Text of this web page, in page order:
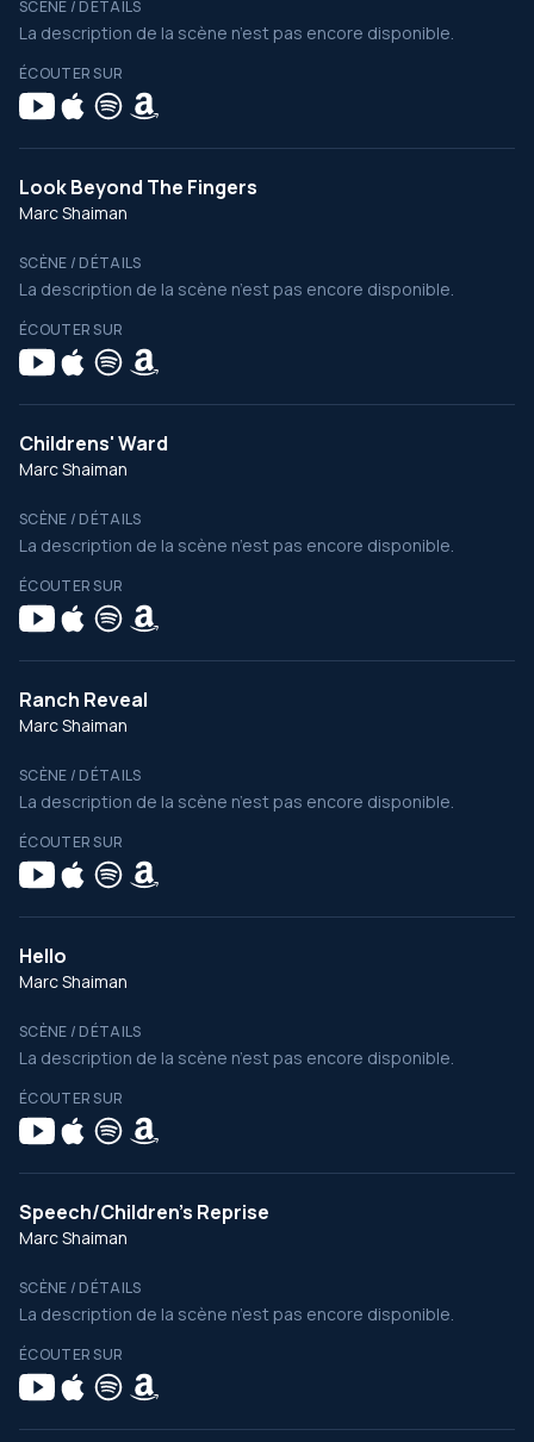
SCÈNE / DÉTAILS
La description de la scène n’est pas encore disponible.
ÉCOUTER SUR
Look Beyond The Fingers
Marc Shaiman
SCÈNE / DÉTAILS
La description de la scène n’est pas encore disponible.
ÉCOUTER SUR
Childrens' Ward
Marc Shaiman
SCÈNE / DÉTAILS
La description de la scène n’est pas encore disponible.
ÉCOUTER SUR
Ranch Reveal
Marc Shaiman
SCÈNE / DÉTAILS
La description de la scène n’est pas encore disponible.
ÉCOUTER SUR
Hello
Marc Shaiman
SCÈNE / DÉTAILS
La description de la scène n’est pas encore disponible.
ÉCOUTER SUR
Speech/Children's Reprise
Marc Shaiman
SCÈNE / DÉTAILS
La description de la scène n’est pas encore disponible.
ÉCOUTER SUR